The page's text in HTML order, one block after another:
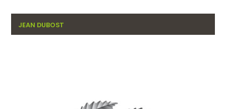
JEAN DUBOST